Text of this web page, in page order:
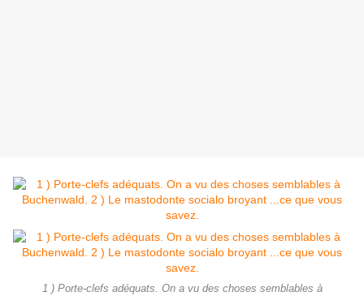
1 ) Porte-clefs adéquats. On a vu des choses semblables à